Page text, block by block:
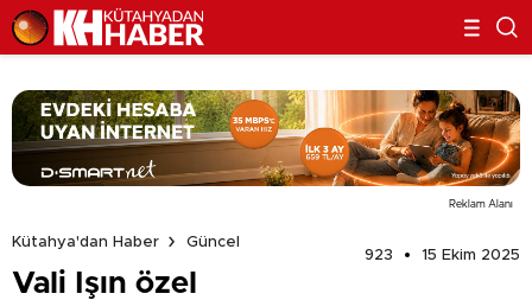
Reklam Alanı
Kütahya'dan Haber
Güncel
923
15 Ekim 2025
Vali Işın özel